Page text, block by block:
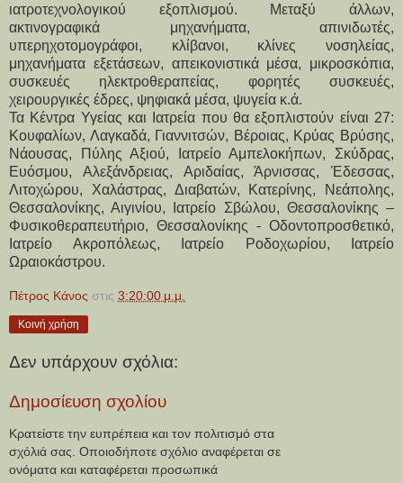
ιατροτεχνολογικού εξοπλισμού. Μεταξύ άλλων,
ακτινογραφικά μηχανήματα, απινιδωτές,
υπερηχοτομογράφοι, κλίβανοι, κλίνες νοσηλείας,
μηχανήματα εξετάσεων, απεικονιστικά μέσα, μικροσκόπια,
συσκευές ηλεκτροθεραπείας, φορητές συσκευές,
χειρουργικές έδρες, ψηφιακά μέσα, ψυγεία κ.ά.
Τα Κέντρα Υγείας και Ιατρεία που θα εξοπλιστούν είναι 27:
Κουφαλίων, Λαγκαδά, Γιαννιτσών, Βέροιας, Κρύας Βρύσης,
Νάουσας, Πύλης Αξιού, Ιατρείο Αμπελοκήπων, Σκύδρας,
Ευόσμου, Αλεξάνδρειας, Αριδαίας, Άρνισσας, Έδεσσας,
Λιτοχώρου, Χαλάστρας, Διαβατών, Κατερίνης, Νεάπολης,
Θεσσαλονίκης, Αιγινίου, Ιατρείο Σβώλου, Θεσσαλονίκης –
Φυσικοθεραπευτήριο, Θεσσαλονίκης - Οδοντοπροσθετικό,
Ιατρείο Ακροπόλεως, Ιατρείο Ροδοχωρίου, Ιατρείο
Ωραιοκάστρου.
Πέτρος Κάνος στις 3:20:00 μ.μ.
Κοινή χρήση
Δεν υπάρχουν σχόλια:
Δημοσίευση σχολίου
Κρατείστε την ευπρέπεια και τον πολιτισμό στα
σχόλιά σας. Οποιοδήποτε σχόλιο αναφέρεται σε
ονόματα και καταφέρεται προσωπικά